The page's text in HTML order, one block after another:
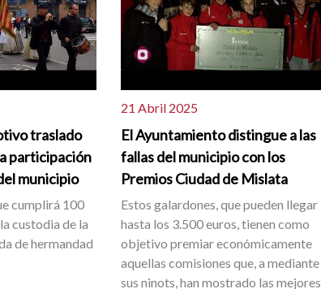
traslado
participación
municipio
cumplirá 100
custodia de la
de hermandad
21 Abril 2025
El Ayuntamiento distingue a las
fallas del municipio con los
Premios Ciudad de Mislata
Estos galardones, que pueden llegar
hasta los 3.500 euros, tienen como
objetivo premiar económicamente
aquellas comisiones que, a mediante
sus ninots, han mostrado las mejores